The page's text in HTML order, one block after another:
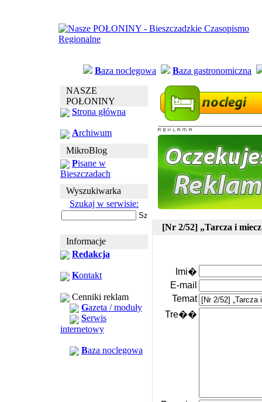
Baza noclegowa Baza gastronomiczna
NASZE
POŁONINY
Strona główna
Archiwum
MikroBlog
Pisane w
Bieszczadach
Wyszukiwarka
Szukaj w serwisie:
Informacje
Redakcja
Kontakt
Cenniki reklam
Gazeta / moduły
Serwis
internetowy
Baza noclegowa
[Nr 2/52] „Tarcza i
Imi�
E-mail
Temat
Tre��